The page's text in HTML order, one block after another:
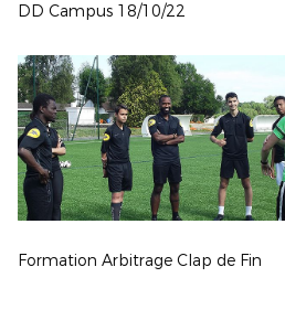
DD Campus 18/10/22
Formation Arbitrage Clap de Fin